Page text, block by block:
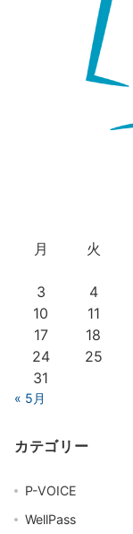
月 火
3
4
10
11
17
18
24
25
31
« 5月
カテゴリー
P-VOICE
WellPass